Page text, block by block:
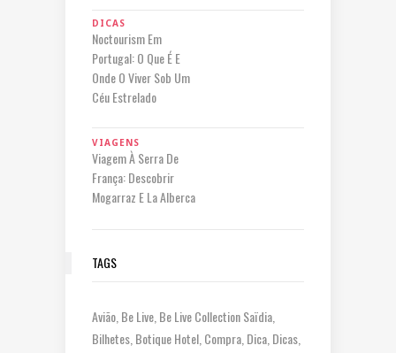
DICAS
Noctourism Em
Portugal: O Que É E
Onde O Viver Sob Um
Céu Estrelado
VIAGENS
Viagem À Serra De
França: Descobrir
Mogarraz E La Alberca
TAGS
Avião Be Live Be Live Collection Saïdia
Bilhetes Botique Hotel Compra Dica Dicas